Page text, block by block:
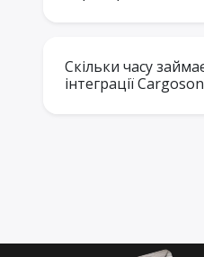
Скільки часу
інтеграції